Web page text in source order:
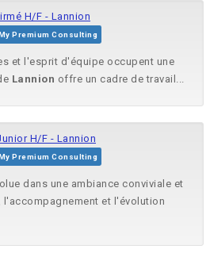
H/F - Lannion
Premium Consulting
et l'esprit d'équipe occupent une
Lannion offre un cadre de travail...
H/F - Lannion
Premium Consulting
dans une ambiance conviviale et
et l'évolution